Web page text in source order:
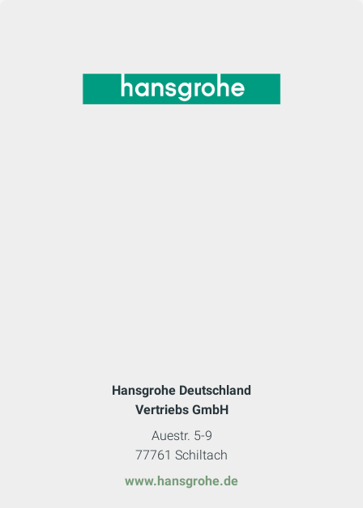
Hansgrohe Deutschland
Vertriebs GmbH
Auestr. 5-9
77761 Schiltach
www.hansgrohe.de